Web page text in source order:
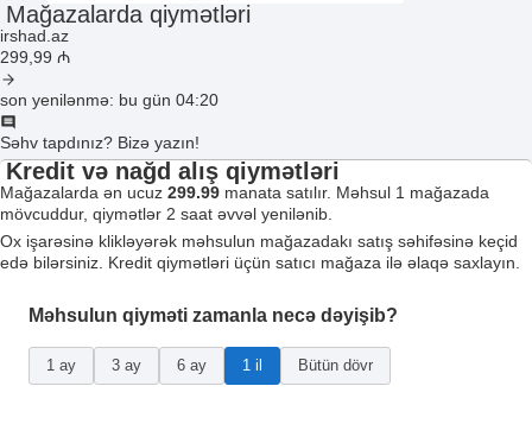
Mağazalarda qiymətləri
irshad.az
299 ,99 ₼
son yenilənmə: bu gün 04:20
Səhv tapdınız? Bizə yazın!
Kredit və nağd alış qiymətləri
Mağazalarda ən ucuz 299.99 manata satılır. Məhsul 1 mağazada
mövcuddur, qiymətlər 2 saat əvvəl yenilənib.
Ox işarəsinə klikləyərək məhsulun mağazadakı satış səhifəsinə keçid
edə bilərsiniz. Kredit qiymətləri üçün satıcı mağaza ilə əlaqə saxlayın.
Məhsulun qiyməti zamanla necə dəyişib?
1 ay 3 ay 6 ay 1 il Bütün dövr